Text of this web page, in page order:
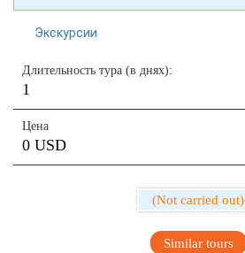
Экскурсии
Длительность тура (в днях):
1
Цена
0 USD
(Not carried out)
Similar tours